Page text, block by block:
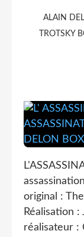
ALAIN
TROTSKY
original :
Réalisation :
réalisateur :